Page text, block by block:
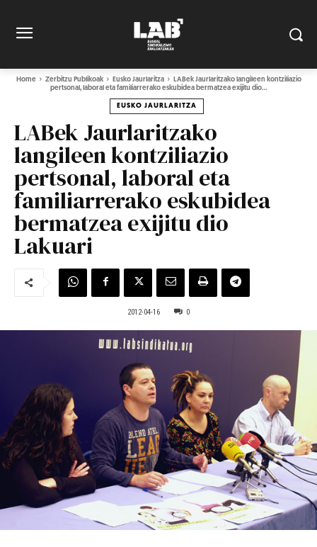
Home Zerbitzu Publikoak Eusko Jaurlaritza
LABek Jaurlaritzako langileen kontziliazio
pertsonal, laboral eta familiarrerako eskubidea bermatzea exijitu dio...
EUSKO JAURLARITZA
LABek Jaurlaritzako
langileen kontziliazio
pertsonal, laboral eta
familiarrerako eskubidea
bermatzea exijitu dio
Lakuari
2012-04-16 0